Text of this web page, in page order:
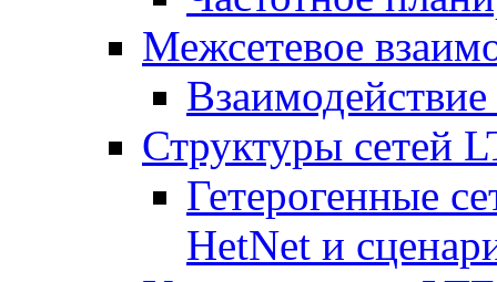
Межсетевое
Структуры сетей
Гетерогенные
HetNet и